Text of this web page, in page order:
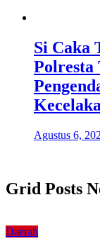
Si Caka
Polresta
Agustus 6,
Grid Posts
Daerah